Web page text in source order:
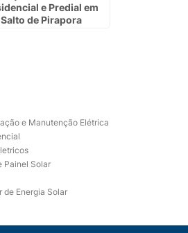
e Predial em
Salto de Pirapora
e Manutenção Elétrica
Painel Solar
de Energia Solar